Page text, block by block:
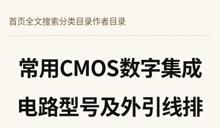
首页全文搜索分类目录作者目录
常用CMOS数字集成
电路型号及外引线排